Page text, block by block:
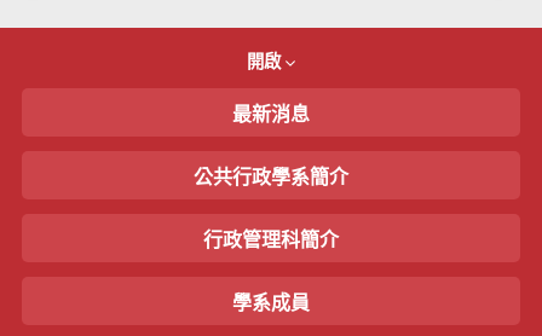
開啟
最新消息
公共行政學系簡介
行政管理科簡介
學系成員